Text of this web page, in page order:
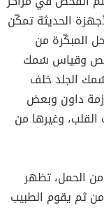
الحديثة تمكّن
المبكّرة من
وقياس سُمك
الجلد خلف
داون وبعض
وغيرها من
الحمل، تظهر
ثم يقوم الطبيب